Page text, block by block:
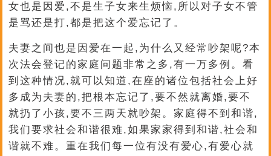
女也是因爱,不是生子女来生烦恼,所以对子女不管
是骂还是打,都是把这个爱忘记了。
夫妻之间也是因爱在一起,为什么又经常吵架呢?本
次法会登记的家庭问题非常之多,有一万多例。看
到这种情况,就可以知道,在座的诸位包括社会上好
多成为夫妻的,把根本忘记了,要不然就离婚,要不
就扔了小孩,要不三两天就吵架。家庭得不到和谐,
我们要求社会和谐很难,如果家家得到和谐,社会和
谐就不难。重在我们每一位有没有爱心,有爱心就